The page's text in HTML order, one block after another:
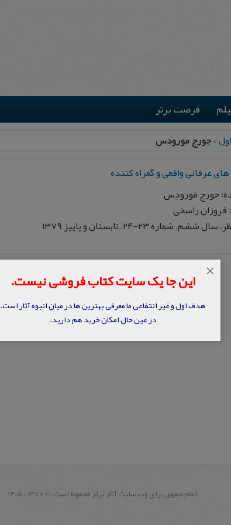
فرصت برتر
>جورج مورودس
عرفانی واقعی و گمراه کننده
جورج مَورودِس
راسخی
شماره ۲۳-۲۴، تابستان و پاییز ۱۳۷۹
این جا یک سایت کتاب فروشی نیست.
هدف اول و غیر انتفاعی ما معرفی بهترین ها در میان انبوه آثار است.
در عین حال امکان خرید هم دارید.
×
تمام حقوق برای وب سايت آثار برتر محفوظ است. ©